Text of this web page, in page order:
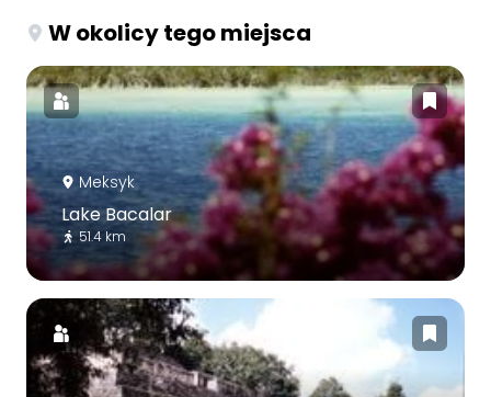
W okolicy tego miejsca
Meksyk
Lake Bacalar
51.4 km